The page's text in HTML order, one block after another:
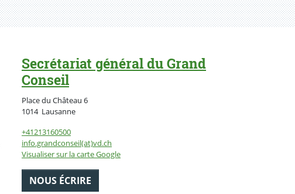
Secrétariat général du Grand
Conseil
Place du Château 6
1014 LausanneSuisse
+41213160500
info.grandconseil(at)vd.ch
Visualiser sur la carte Google
NOUS ÉCRIRE